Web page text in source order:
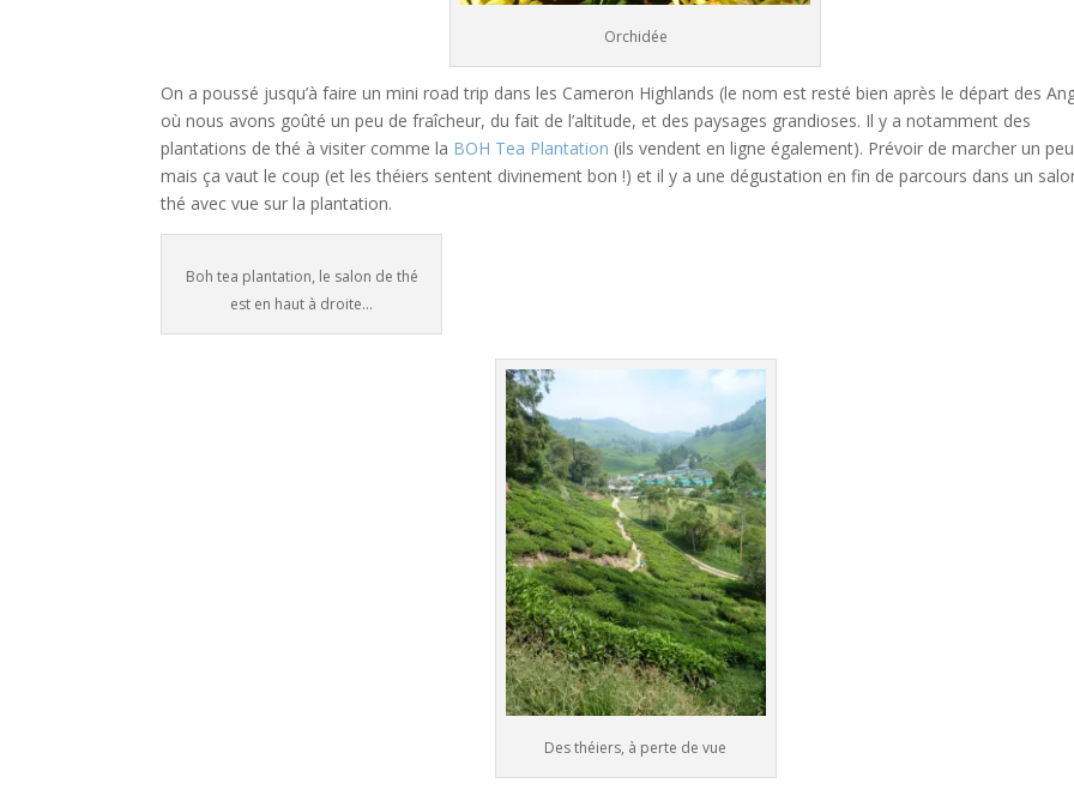
Orchidée
On a poussé jusqu’à faire un mini road trip dans les Cameron Highlands (le nom est resté bien après le départ des
où nous avons goûté un peu de fraîcheur, du fait de l’altitude, et des paysages grandioses. Il y a notamment des
plantations de thé à visiter comme la BOH Tea Plantation (ils vendent en ligne également). Prévoir de marcher un peu
mais ça vaut le coup (et les théiers sentent divinement bon !) et il y a une dégustation en fin de parcours dans un
thé avec vue sur la plantation.
Boh tea plantation, le salon de thé
est en haut à droite...
Des théiers, à perte de vue